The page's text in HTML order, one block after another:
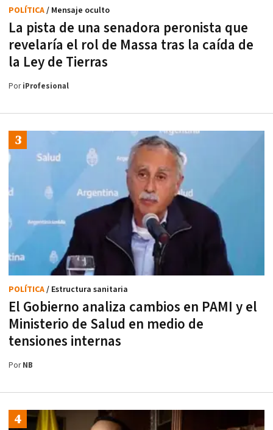
La pista de una senadora peronista que
revelaría el rol de Massa tras la caída de
la Ley de Tierras
POLÍTICA/ Mensaje oculto
PoriProfesional
El Gobierno analiza cambios en PAMI y el
Ministerio de Salud en medio de
tensiones internas
POLÍTICA/ Estructura sanitaria
PorNB